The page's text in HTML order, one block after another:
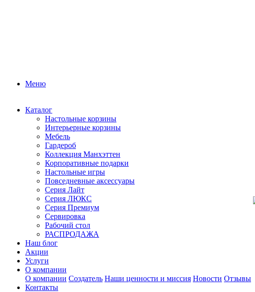
Меню
Каталог
Настольные корзины
Интерьерные корзины
Мебель
Гардероб
Коллекция Манхэттен
Корпоративные подарки
Настольные игры
Повседневные аксессуары
Серия Лайт
Серия ЛЮКС
Серия Премиум
Сервировка
Рабочий стол
РАСПРОДАЖА
Наш блог
Акции
Услуги
О компании
О компании Создатель Наши ценности и миссия Новости Отзывы
Контакты